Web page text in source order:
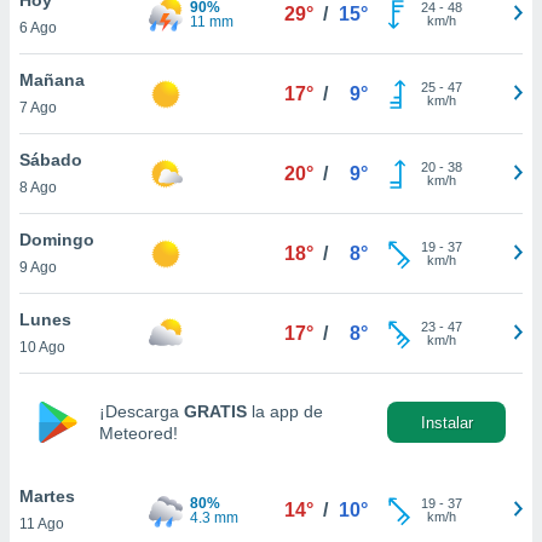
y
en
más
de
cookies
aceptar
6 Ago
90%
11 mm
29° / 15° 24- 48
km/h
Mañana
7 Ago
17° / 9° 25- 47
km/h
Sábado
8 Ago
20° / 9° 20- 38
km/h
Domingo
9 Ago
18° / 8° 19- 37
km/h
Lunes
10 Ago
17° / 8° 23- 47
km/h
¡Descarga GRATIS la app de
Meteored!
Instalar
Martes
11 Ago
80%
4.3 mm
14° / 10° 19- 37
km/h